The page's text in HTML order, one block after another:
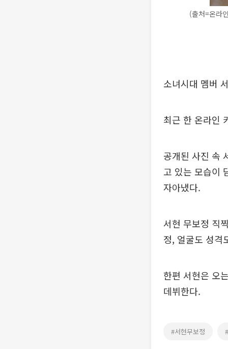
(출처=온라
소녀시대 멤버
최근 한 온라인
공개된 사진 속
고 있는 모습이
자아냈다.
서현 무보정 직
정, 얼굴도 성격
한편 서현은 오
데뷔한다.
#서현무보정